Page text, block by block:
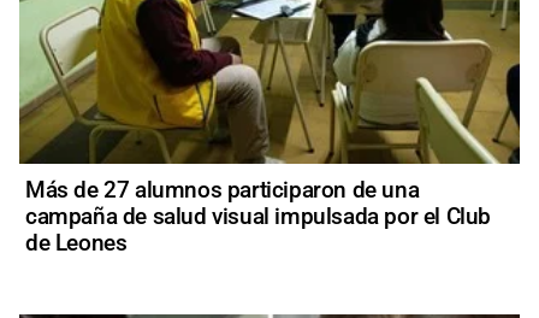
Más de 27 alumnos participaron de una
campaña de salud visual impulsada por el Club
de Leones